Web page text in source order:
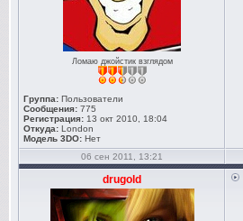
Ломаю джойстик взглядом
Группа: Пользователи
Сообщения: 775
Регистрация: 13 окт 2010, 18:04
Откуда: London
Модель 3DO: Нет
06 сен 2011, 13:21
drugold